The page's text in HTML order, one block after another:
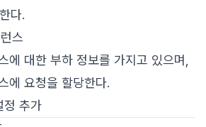
다.
스
에 대한 부하 정보를 가지고 있으며,
에 요청을 할당한다.
추가